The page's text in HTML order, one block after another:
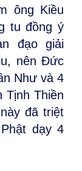
ông Kiều
tu đồng ý
đạo giải
nên Đức
Như và 4
Tịnh Thiền
đã triệt
dạy 4